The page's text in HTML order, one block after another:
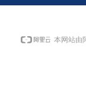
本网站由